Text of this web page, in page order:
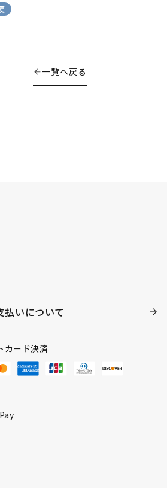
一覧へ戻る
払いについて
カード決済